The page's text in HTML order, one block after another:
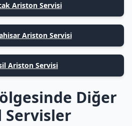
Ariston Servisi
Ariston Servisi
Ariston Servisi
Diğer
Servisler